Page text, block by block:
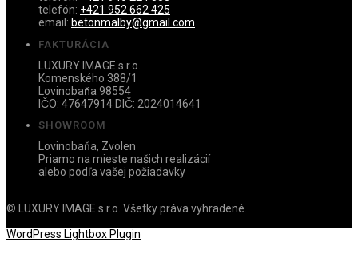
telefón: +421 952 662 425
email: betonmalby@gmail.com
FAKTURÁCIA
LUXURY IMAGE s.r.o.
Komenského 388/1
Lovinobaňa 98554
IČO: 47647914 DIČ: 2024014641
SHOWROOM
Lovinobaňa, Zvolen
Priamo na mieste našich realizácií
alebo podľa vašej požiadavky
© LUXURY IMAGE s.r.o. Všetky práva vyhradené.
WordPress Lightbox Plugin